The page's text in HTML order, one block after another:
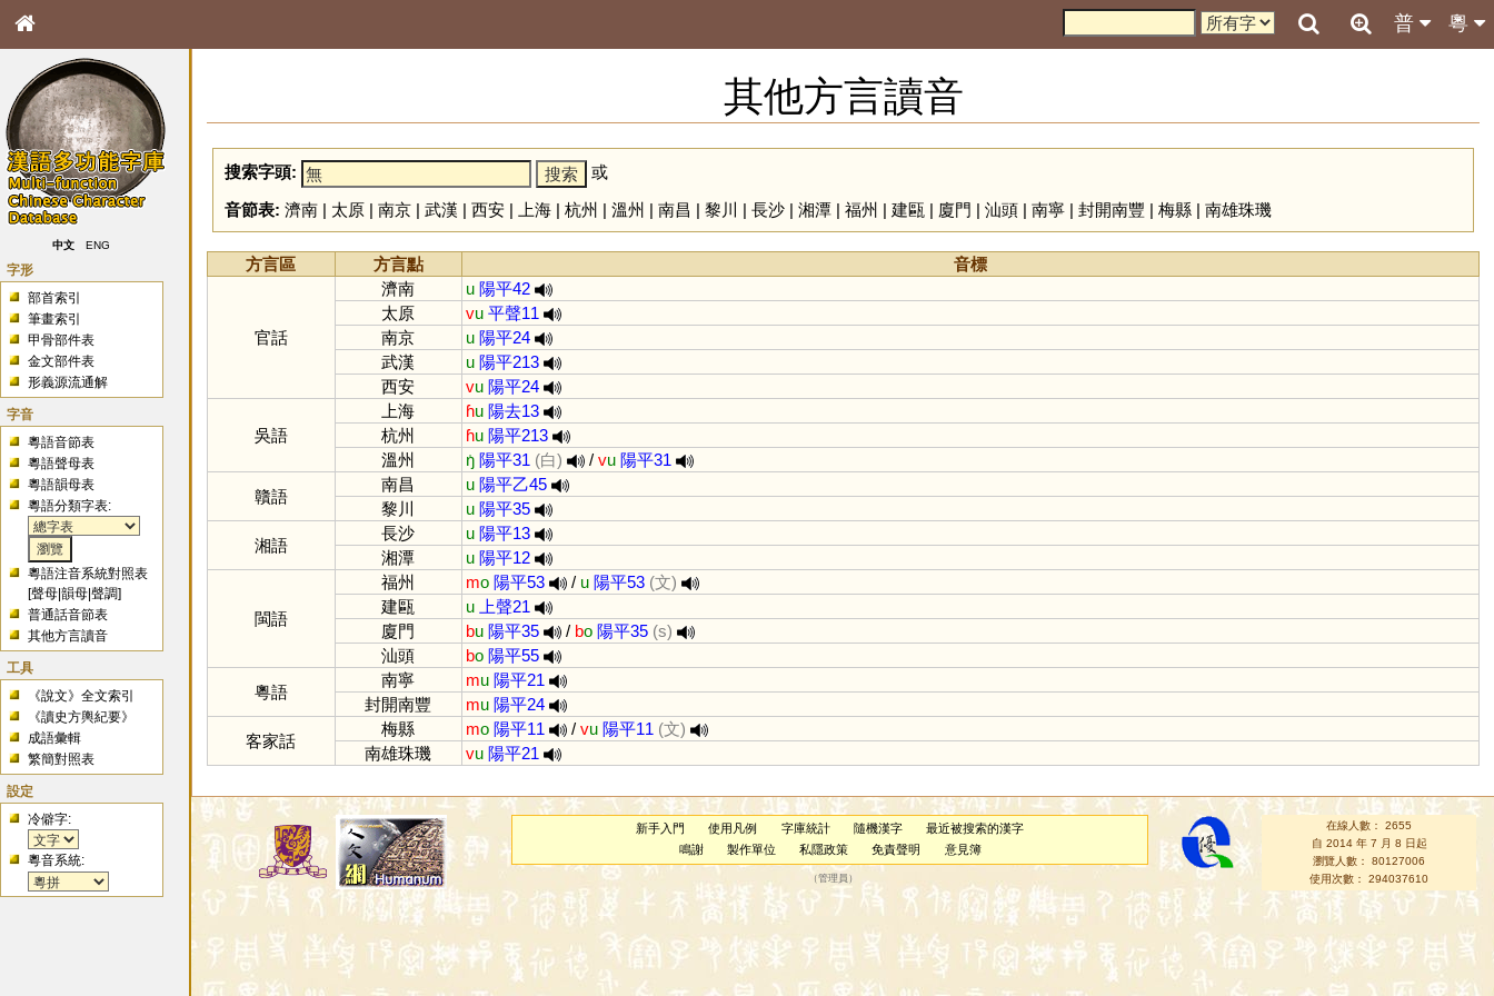
粵
普
中文 ENG
字形
部首索引
筆畫索引
甲骨部件表
金文部件表
形義源流通解
字音
粵語音節表
粵語聲母表
粵語韻母表
粵語分類字表:
粵語注音系統對照表
[聲母 |韻母 |聲調]
普通話音節表
其他方言讀音
工具
《說文》全文索引
《讀史方輿紀要》
成語彙輯
繁簡對照表
設定
冷僻字:
粵音系統:
其他方言讀音
搜索字頭:
或
音節表: 濟南| 太原| 南京| 武漢 | 西安| 上海| 杭州 | 溫州 | 南昌 | 黎川 | 長沙| 湘潭| 福州 | 建甌 | 廈門 | 汕頭| 南寧| 封開南豐 | 梅縣| 南雄珠璣
方言區 方言點 音標
官話
濟南 u 陽平42
太原
vu 平聲11
南京
u 陽平24
武漢
u 陽平213
西安
vu 陽平24
吳語
上海 ɦu 陽去13
杭州
ɦu 陽平213
溫州
ŋ̍ 陽平31 (白) / vu 陽平31
贛語
南昌 u 陽平乙45
黎川
u 陽平35
湘語
長沙 u 陽平13
湘潭
u 陽平12
閩語
福州 mo 陽平53 / u 陽平53 (文)
建甌
u
上聲21
廈門
bu 陽平35 / bo 陽平35 (s)
汕頭
bo 陽平55
粵語
南寧 mu 陽平21
封開南豐
mu 陽平24
客家話
梅縣 mo 陽平11 / vu 陽平11 (文)
南雄珠璣
vu 陽平21
新手入門 使用凡例 字庫統計 隨機漢字
最近被搜索的漢字
鳴謝
製作單位 私隱政策 免責聲明 意見簿
（管理員 ）
在線人數： 2655
自 2014 年 7 月 8 日起
瀏覽人數： 80127006
使用次數： 294037610